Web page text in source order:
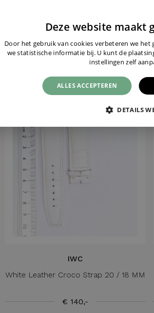
TAG HEUER
Leather Croco Blue Strap
IWC
White Leather Croco Strap 20 / 18 MM
€ 140,-
Deze website maakt
Door het gebruik van cookies verbeteren we
we statistische informatie bij. U kunt de
instellingen zelf
ALLES ACCEPTEREN
DETAILS